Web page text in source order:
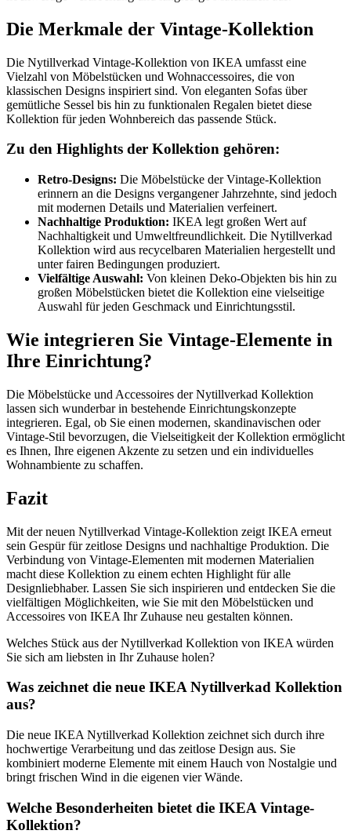
Die Merkmale der Vintage-Kollektion
Die Nytillverkad Vintage-Kollektion von IKEA umfasst eine
Vielzahl von Möbelstücken und Wohnaccessoires, die von
klassischen Designs inspiriert sind. Von eleganten Sofas über
gemütliche Sessel bis hin zu funktionalen Regalen bietet diese
Kollektion für jeden Wohnbereich das passende Stück.
Zu den Highlights der Kollektion gehören:
Retro-Designs: Die Möbelstücke der Vintage-Kollektion
erinnern an die Designs vergangener Jahrzehnte, sind jedoch
mit modernen Details und Materialien verfeinert.
Nachhaltige Produktion: IKEA legt großen Wert auf
Nachhaltigkeit und Umweltfreundlichkeit. Die Nytillverkad
Kollektion wird aus recycelbaren Materialien hergestellt und
unter fairen Bedingungen produziert.
Vielfältige Auswahl: Von kleinen Deko-Objekten bis hin zu
großen Möbelstücken bietet die Kollektion eine vielseitige
Auswahl für jeden Geschmack und Einrichtungsstil.
Wie integrieren Sie Vintage-Elemente in
Ihre Einrichtung?
Die Möbelstücke und Accessoires der Nytillverkad Kollektion
lassen sich wunderbar in bestehende Einrichtungskonzepte
integrieren. Egal, ob Sie einen modernen, skandinavischen oder
Vintage-Stil bevorzugen, die Vielseitigkeit der Kollektion ermöglicht
es Ihnen, Ihre eigenen Akzente zu setzen und ein individuelles
Wohnambiente zu schaffen.
Fazit
Mit der neuen Nytillverkad Vintage-Kollektion zeigt IKEA erneut
sein Gespür für zeitlose Designs und nachhaltige Produktion. Die
Verbindung von Vintage-Elementen mit modernen Materialien
macht diese Kollektion zu einem echten Highlight für alle
Designliebhaber. Lassen Sie sich inspirieren und entdecken Sie die
vielfältigen Möglichkeiten, wie Sie mit den Möbelstücken und
Accessoires von IKEA Ihr Zuhause neu gestalten können.
Welches Stück aus der Nytillverkad Kollektion von IKEA würden
Sie sich am liebsten in Ihr Zuhause holen?
Was zeichnet die neue IKEA Nytillverkad Kollektion
aus?
Die neue IKEA Nytillverkad Kollektion zeichnet sich durch ihre
hochwertige Verarbeitung und das zeitlose Design aus. Sie
kombiniert moderne Elemente mit einem Hauch von Nostalgie und
bringt frischen Wind in die eigenen vier Wände.
Welche Besonderheiten bietet die IKEA Vintage-
Kollektion?